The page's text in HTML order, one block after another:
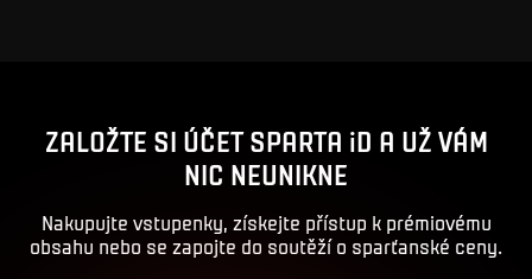
ZALOŽTE SI ÚČET SPARTA iD A UŽ VÁM
NIC NEUNIKNE
Nakupujte vstupenky, získejte přístup k prémiovému
obsahu nebo se zapojte do soutěží o sparťanské ceny.